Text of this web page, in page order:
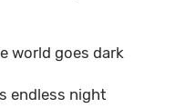
world goes dark
endless night